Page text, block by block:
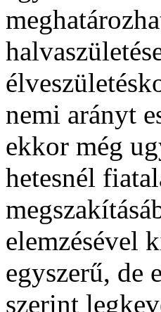
nemi arányt
ekkor még
hetesnél
elemzésével
egyszerű, de
szerint